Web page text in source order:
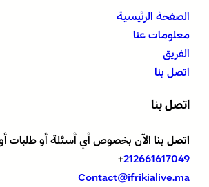
الصفحة الرئيسية
معلومات عنا
الفريق
اتصل بنا
اتصل بنا
اتصل بنا الآن بخصوص أي أسئلة أو طلبات
212661617049
+
Contact@ifrikialive.ma